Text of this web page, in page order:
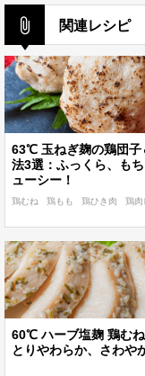
関連レシピ
63℃ 玉ねぎ麹の鶏団子
法3選：ふっくら、も
ューシー！
鶏むね 鶏もも 鶏ひき肉 鶏肉
60℃ ハーブ塩麹 鶏む
とりやわらか、さわや